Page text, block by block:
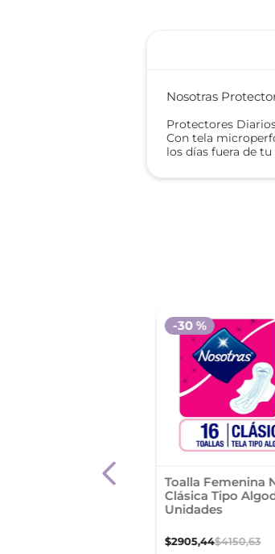
Nosotras
Protectores
Con tela
los días fuera de
Femenina Nosotras
Toalla Femenina
Clásica Tipo
Unidades
$2905,44$4150,63
-30 %